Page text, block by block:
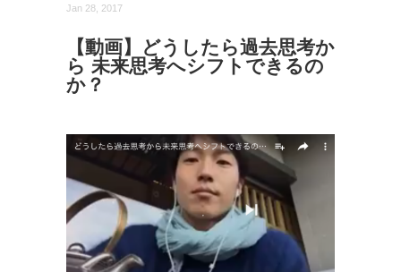
Jan 28, 2017
【動画】どうしたら過去思考か
ら 未来思考へシフトできるの
か？